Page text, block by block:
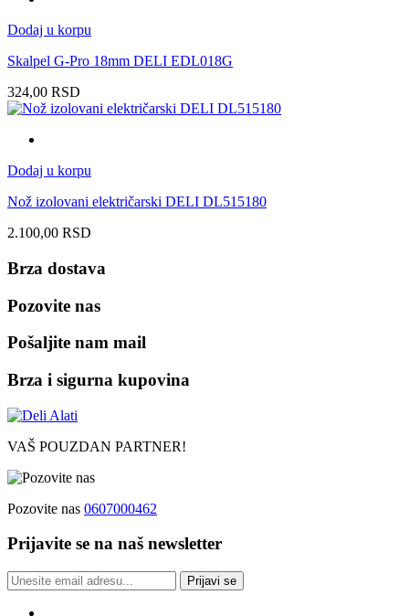
Dodaj u korpu
Skalpel G-Pro 18mm DELI EDL018G
324,00 RSD
Dodaj u korpu
Nož izolovani električarski DELI DL515180
2.100,00 RSD
Brza dostava
Pozovite nas
Pošaljite nam mail
Brza i sigurna kupovina
VAŠ POUZDAN PARTNER!
Pozovite nas 0607000462
Prijavite se na naš newsletter
Prijavi se